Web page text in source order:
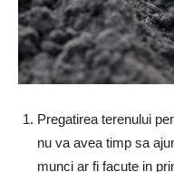
Pregatirea terenului
nu va avea timp sa
munci ar fi facute in